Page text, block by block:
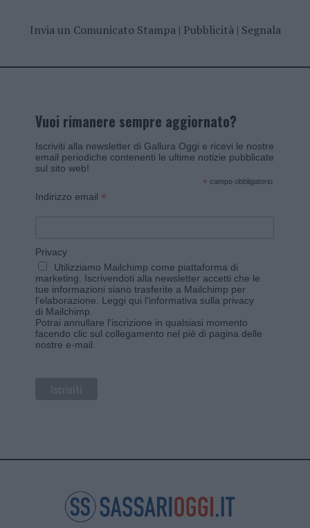
Invia un Comunicato Stampa| Pubblicità| Segnala
Vuoi rimanere sempre aggiornato?
Iscriviti alla newsletter di Gallura Oggi e ricevi le nostre
email periodiche contenenti le ultime notizie pubblicate
sul sito web!
* campo obbligatorio
Indirizzo email *
Privacy
Utilizziamo Mailchimp come piattaforma di
marketing. Iscrivendoti alla newsletter accetti che le
tue informazioni siano trasferite a Mailchimp per
l'elaborazione. Leggi qui l'informativa sulla privacy
di Mailchimp
Potrai annullare l'iscrizione in qualsiasi momento
facendo clic sul collegamento nel piè di pagina delle
nostre e-mail.